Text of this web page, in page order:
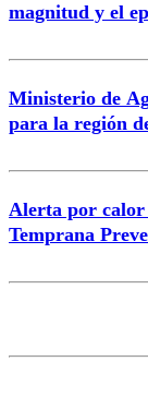
magnitud y el
Ministerio de
para la región
Alerta por calor
Temprana